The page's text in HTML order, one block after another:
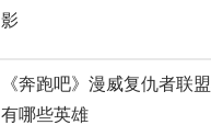
影
《奔跑吧》漫威复仇者联
有哪些英雄